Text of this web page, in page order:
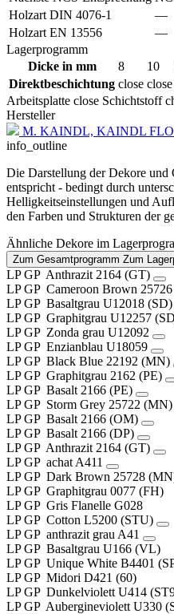
Holzart DIN 4076-1
—
Holzart EN 13556
—
Lagerprogramm
Dicke in mm
8 10
Direktbeschichtung close close
Arbeitsplatte close Schichtstoff
Hersteller
M. KAINDL, KAINDL
info_outline
Die Darstellung der Dekore
entspricht - bedingt durch
Helligkeitseinstellungen und
den Farben und Strukturen der
Ähnliche Dekore im
Zum Gesamtprogramm Zum
LP GP Anthrazit 2164 (GT)
LP GP Cameroon Brown
LP GP Basaltgrau U12018 (SD)
LP GP Graphitgrau U12257
LP GP Zonda grau U12092
LP GP Enzianblau U18059
LP GP Black Blue 22192 (MN)
LP GP Graphitgrau 2162 (PE)
LP GP Basalt 2166 (PE)
LP GP Storm Grey 25722 (MN)
LP GP Basalt 2166 (OM)
LP GP Basalt 2166 (DP)
LP GP Anthrazit 2164 (GT)
LP GP achat A411
LP GP Dark Brown 25728
LP GP Graphitgrau 0077 (FH)
LP GP Gris Flanelle G028
LP GP Cotton L5200 (STU)
LP GP anthrazit grau A41
LP GP Basaltgrau U166 (VL)
LP GP Unique White B4401
LP GP Midori D421 (60)
LP GP Dunkelviolett U414
LP GP Aubergineviolett U330